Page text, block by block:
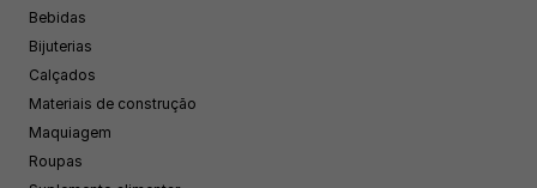
Bebidas
Bijuterias
Calçados
Materiais de construção
Maquiagem
Roupas